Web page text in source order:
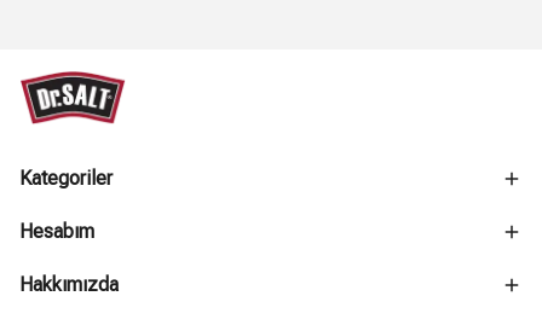
Kategoriler
Hesabım
Hakkımızda